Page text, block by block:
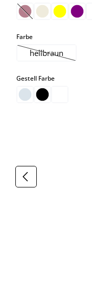
(Diese Option ist
Farbeauswählen
hellbraun
(Diese Option
Gestell Farbeauswählen